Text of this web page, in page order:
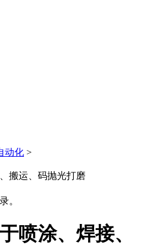
动化 >
搬运、码抛光打磨
。
喷涂、焊接、